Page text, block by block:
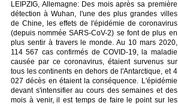
LEIPZIG, Allemagne: Des mois après sa première
détection à Wuhan, l'une des plus grandes villes
de Chine, les effets de l'épidémie de coronavirus
(depuis nommée SARS-CoV-2) se font de plus en
plus sentir à travers le monde. Au 10 mars 2020,
114 567 cas confirmés de COVID-19, la maladie
causée par ce coronavirus, étaient survenus sur
tous les continents en dehors de l'Antarctique, et 4
027 décès en étaient la conséquence. L'épidémie
devant s'intensifier au cours des semaines et des
mois à venir, il est temps de faire le point sur les